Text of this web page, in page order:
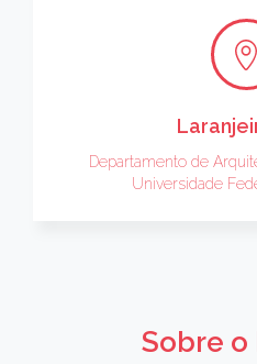
Departamento de
Universidade
Sobre o